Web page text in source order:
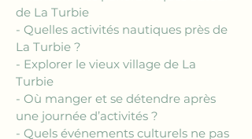
de La Turbie
- Quelles activités nautiques près de
La Turbie ?
- Explorer le vieux village de La
Turbie
- Où manger et se détendre après
une journée d’activités ?
- Quels événements culturels ne pas